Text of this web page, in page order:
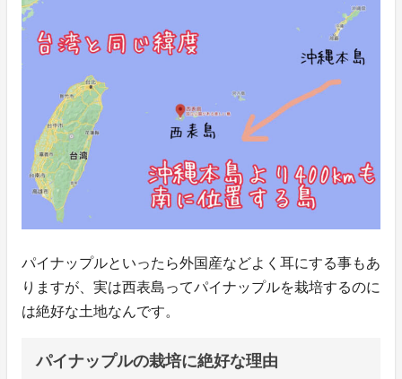
パイナップルといったら外国産などよく耳にする事もあ
りますが、実は西表島ってパイナップルを栽培するのに
は絶好な土地なんです。
パイナップルの栽培に絶好な理由